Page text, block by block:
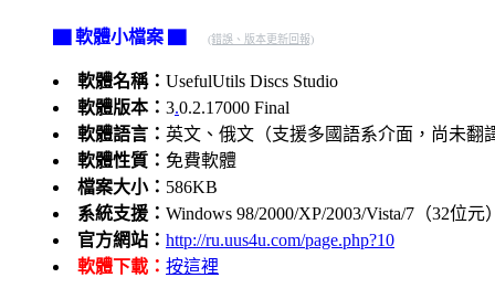
▇ 軟體小檔案 ▇ (錯誤、版本更新回報)
軟體名稱： UsefulUtils Discs Studio
軟體版本： 3.0.2.17000 Final
軟體語言： 英文、俄文（支援多國語系介面，尚未翻
軟體性質： 免費軟體
檔案大小： 586KB
系統支援： Windows 98/2000/XP/2003/Vista/7（32位元）
官方網站： http://ru.uus4u.com/page.php?10
軟體下載： 按這裡